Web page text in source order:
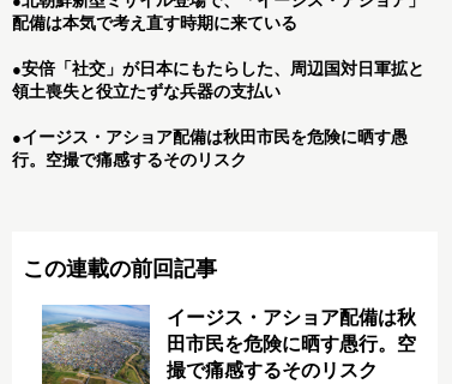
配備は本気で考え直す時期に来ている
●安倍「社交」が日本にもたらした、周辺国対日軍拡と
領土喪失と役立たずな兵器の支払い
●イージス・アショア配備は秋田市民を危険に晒す愚
行。空撮で痛感するそのリスク
この連載の前回記事
イージス・アショア配備は秋
田市民を危険に晒す愚行。空
撮で痛感するそのリスク